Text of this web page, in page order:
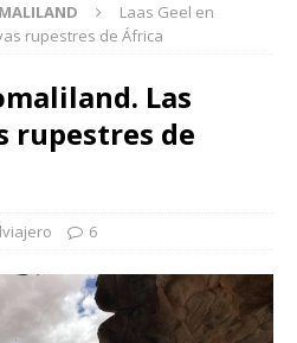
Laas Geel en
rupestres de África
Las
rupestres de
6